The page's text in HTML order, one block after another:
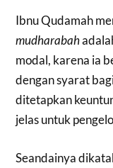
Ibnu Qudamah
mudharabah
modal, karena ia
dengan syarat
ditetapkan
jelas untuk
Seandainya